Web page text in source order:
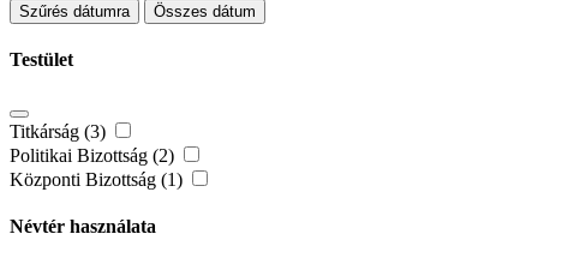
Szűrés dátumra Összes dátum
Testület
Titkárság (3)
Politikai Bizottság (2)
Központi Bizottság (1)
Névtér használata